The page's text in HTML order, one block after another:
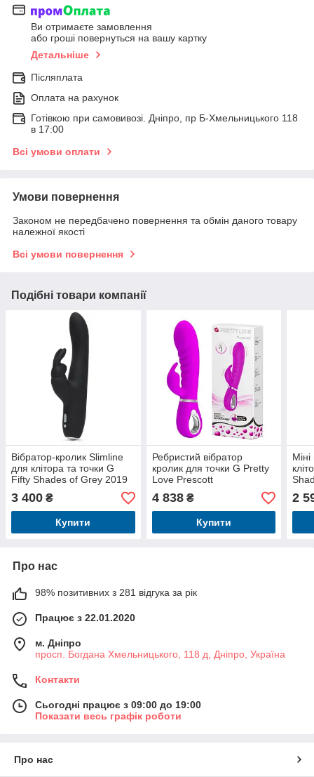
Ви отримаєте замовлення
або гроші повернуться на вашу картку
Детальніше
Післяплата
Оплата на рахунок
Готівкою при самовивозі. Дніпро, пр Б-Хмельницького 118
в 17:00
Всі умови оплати
Умови повернення
Законом не передбачено повернення та обмін даного товару
належної якості
Всі умови повернення
Подібні товари компанії
Вібратор-кролик Slimline
для клітора та точки G
Fifty Shades of Grey 2019
3 400 ₴
Купити
Ребристий вібратор
кролик для точки G Pretty
Love Prescott
4 838₴
Купити
2
Про нас
98% позитивних з 281 відгука за рік
Працює з 22.01.2020
м. Дніпро
просп. Богдана Хмельницького, 118 д, Дніпро, Україна
Контакти
Сьогодні працює з 09:00 до 19:00
Показати весь графік роботи
Про нас